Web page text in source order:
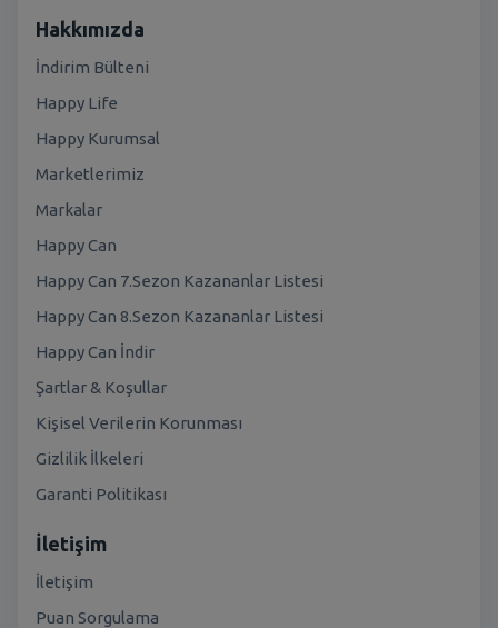
Hakkımızda
İndirim Bülteni
Happy Life
Happy Kurumsal
Marketlerimiz
Markalar
Happy Can
Happy Can 7.Sezon Kazananlar Listesi
Happy Can 8.Sezon Kazananlar Listesi
Happy Can İndir
Şartlar & Koşullar
Kişisel Verilerin Korunması
Gizlilik İlkeleri
Garanti Politikası
İletişim
İletişim
Puan Sorgulama